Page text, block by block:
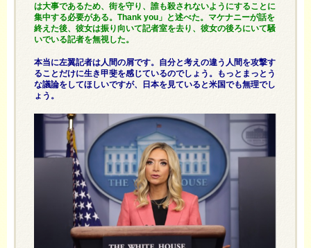
は大事であるため、街を守り、誰も殺されないようにすることに
集中する必要がある。Thank you」と述べた。マケナニーが話を
終えた後、彼女は振り向いて記者室を去り、彼女の後ろにいて騒
いでいる記者を無視した。
本当に左翼記者は人間の屑です。自分と考えの違う人間を攻撃す
ることだけに生き甲斐を感じているのでしょう。もっとまっとう
な議論をしてほしいですが、日本を見ていると米国でも無理でし
ょう。